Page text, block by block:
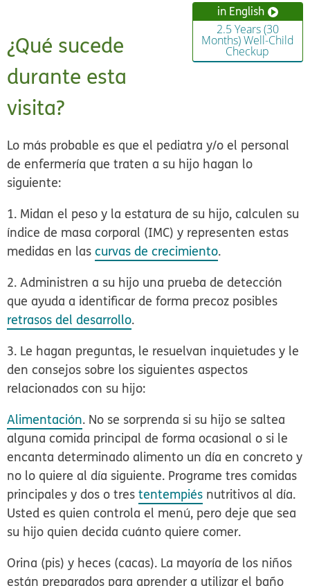
in English
2.5 Years (30
Months) Well-Child
Checkup
¿Qué sucede
durante esta
visita?
Lo más probable es que el pediatra y/o el personal
de enfermería que traten a su hijo hagan lo
siguiente:
1. Midan el peso y la estatura de su hijo, calculen su
índice de masa corporal (IMC) y representen estas
medidas en lascurvas de crecimiento.
2. Administren a su hijo una prueba de detección
que ayuda a identificar de forma precoz posibles
retrasos del desarrollo.
3. Le hagan preguntas, le resuelvan inquietudes y le
den consejos sobre los siguientes aspectos
relacionados con su hijo:
Alimentación. No se sorprenda si su hijo se saltea
alguna comida principal de forma ocasional o si le
encanta determinado alimento un día en concreto y
no lo quiere al día siguiente. Programe tres comidas
principales y dos o trestentempiés nutritivos al día.
Usted es quien controla el menú, pero deje que sea
su hijo quien decida cuánto quiere comer.
Orina (pis) y heces (cacas). La mayoría de los niños
están preparados para aprender a utilizar el baño